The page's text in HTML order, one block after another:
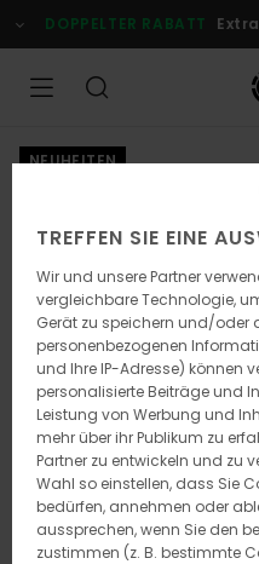
zur
Produktinformation
DOPPELTER RABATT
NEUHEITEN
TREFFEN SIE EINE
Wir und unsere Partner
vergleichbare Technologie,
Gerät zu speichern und/oder
personenbezogenen
und Ihre IP-Adresse) können
personalisierte Beiträge und
Leistung von Werbung und
mehr über ihr Publikum zu
Partner zu entwickeln und zu
Wahl so einstellen, dass Sie
bedürfen, annehmen oder
aussprechen, wenn Sie den
zustimmen (z. B. bestimmte